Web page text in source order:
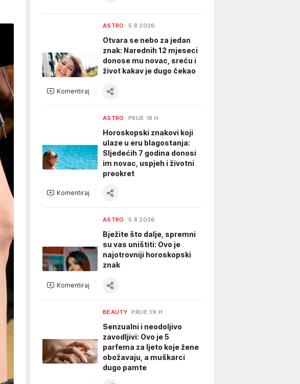
ASTRO 5.8.2026.
Otvara se nebo za jedan
znak: Narednih 12 mjeseci
donose mu novac, sreću i
život kakav je dugo čekao
Komentiraj
ASTRO PRIJE 18 H
Horoskopski znakovi koji
ulaze u eru blagostanja:
Sljedećih 7 godina donosi
im novac, uspjeh i životni
preokret
Komentiraj
ASTRO 5.8.2026.
Bježite što dalje, spremni
su vas uništiti: Ovo je
najotrovniji horoskopski
znak
Komentiraj
BEAUTY PRIJE 19 H
Senzualni i neodoljivo
zavodljivi: Ovo je 5
parfema za ljeto koje žene
obožavaju, a muškarci
dugo pamte